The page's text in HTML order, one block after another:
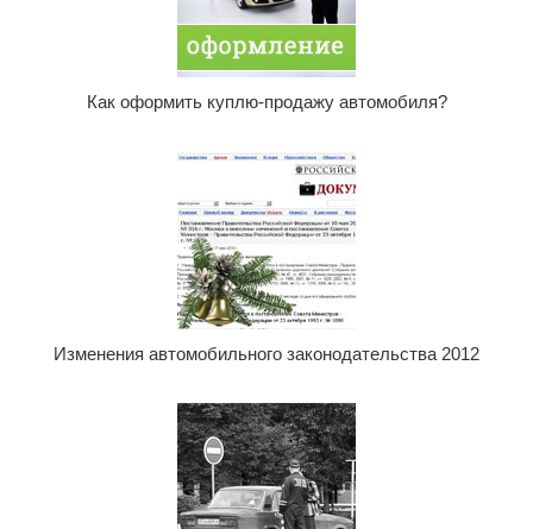
Как оформить куплю-продажу автомобиля?
Изменения автомобильного законодательства 2012